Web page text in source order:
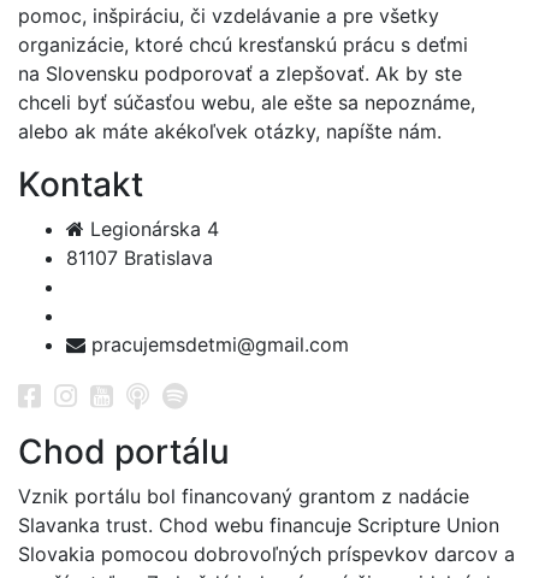
pomoc, inšpiráciu, či vzdelávanie a pre všetky
organizácie, ktoré chcú kresťanskú prácu s deťmi
na Slovensku podporovať a zlepšovať. Ak by ste
chceli byť súčasťou webu, ale ešte sa nepoznáme,
alebo ak máte akékoľvek otázky, napíšte nám.
Kontakt
Legionárska 4
81107 Bratislava
pracujemsdetmi@gmail.com
Chod portálu
Vznik portálu bol financovaný grantom z nadácie
Slavanka trust. Chod webu financuje Scripture Union
Slovakia pomocou dobrovoľných príspevkov darcov a